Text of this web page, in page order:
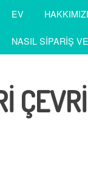
EV
NASIL SIPARIŞ